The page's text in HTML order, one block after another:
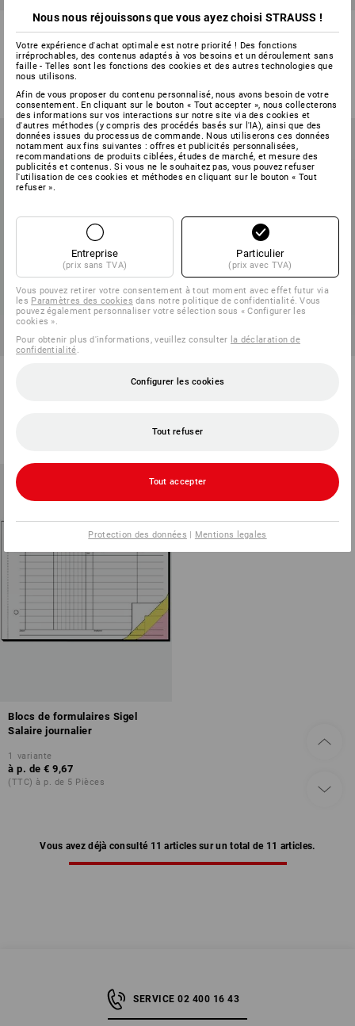
Bloc de formulaires Sigel
Quittance
variante
à p. de € 3,25
(TTC) à p. de 5 Pièces
Bloc de formulaires Sigel
Facture
1 variante
(TTC) à p. de 5 Pièces
journalier/de régie
(TTC) à p. de 5 Pièces
Blocs de formulaires Sigel
Salaire journalier
1 variante
à p. de € 9,67
(TTC) à p. de 5 Pièces
Vous avez déjà consulté 11 articles sur un total de 11 articles.
SERVICE 02 400 16 43
Nous nous réjouissons que vous ayez choisi STRAUSS !
Votre expérience d'achat optimale est notre priorité ! Des fonctions
irréprochables, des contenus adaptés à vos besoins et un déroulement sans
faille - Telles sont les fonctions des cookies et des autres technologies que
nous utilisons.
Afin de vous proposer du contenu personnalisé, nous avons besoin de votre
consentement. En cliquant sur le bouton « Tout accepter », nous collecterons
des informations sur vos interactions sur notre site via des cookies et
d'autres méthodes (y compris des procédés basés sur l'IA), ainsi que des
données issues du processus de commande. Nous utiliserons ces données
notamment aux fins suivantes : offres et publicités personnalisées,
recommandations de produits ciblées, études de marché, et mesure des
publicités et contenus. Si vous ne le souhaitez pas, vous pouvez refuser
l'utilisation de ces cookies et méthodes en cliquant sur le bouton « Tout
refuser ».
Entreprise
(prix sans TVA)
Particulier
(prix avec TVA)
Vous pouvez retirer votre consentement à tout moment avec effet futur via
les Paramètres des cookies dans notre politique de confidentialité. Vous
pouvez également personnaliser votre sélection sous « Configurer les
cookies ».
Pour obtenir plus d'informations, veuillez consulter la déclaration de
confidentialité
Configurer les cookies
Tout refuser
Tout accepter
Protection des données | Mentions legales